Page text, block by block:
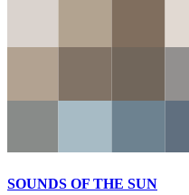
SOUNDS OF THE SUN